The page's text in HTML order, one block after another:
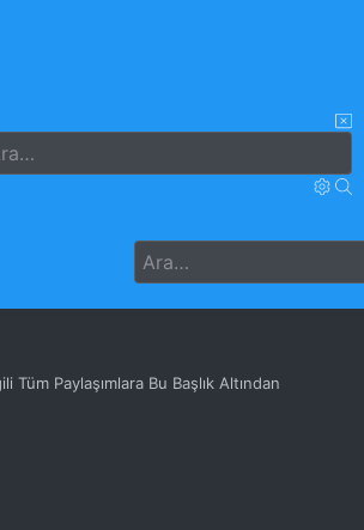
Tüm Paylaşımlara Bu Başlık Altından